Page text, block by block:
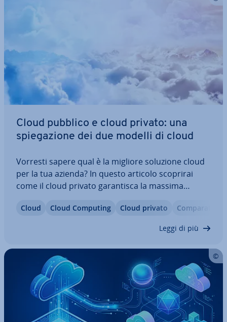
Cloud pubblico e cloud privato: una
spie­ga­zio­ne dei due modelli di cloud
Vorresti sapere qual è la migliore soluzione cloud
per la tua azienda? In questo articolo scoprirai
come il cloud privato ga­ran­ti­sca la massima
pubblico, grazie alla sua fles­si­bi­li­tà ed ef­fi­cien­za dei
Cloud Cloud Computing Cloud privato Com­pa­ra­ti­va
Leggi di più